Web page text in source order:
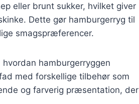
eller brunt sukker, hvilket giver
Dette gør hamburgerryg til
smagspræferencer.
hamburgerryggen
med forskellige tilbehør som
og farverig præsentation, der